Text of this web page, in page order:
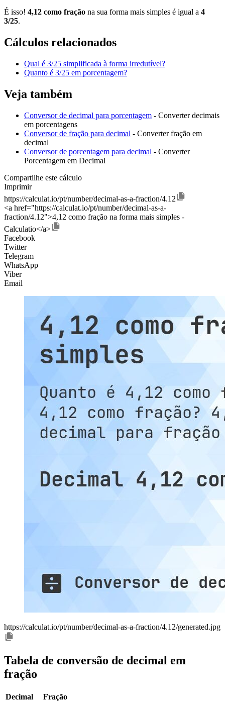
É isso! 4,12 como fração na sua forma mais simples é igual a 4
3/25.
Cálculos relacionados
Qual é 3/25 simplificada à forma irredutível?
Quanto é 3/25 em porcentagem?
Veja também
Conversor de decimal para porcentagem - Converter decimais
em porcentagens
Conversor de fração para decimal - Converter fração em
decimal
Conversor de porcentagem para decimal - Converter
Porcentagem em Decimal
Compartilhe este cálculo
Imprimir
https://calculat.io/pt/number/decimal-as-a-fraction/4.12
<a href="https://calculat.io/pt/number/decimal-as-a-
fraction/4.12">4,12 como fração na forma mais simples -
Calculatio</a>
Facebook
Twitter
Telegram
WhatsApp
Viber
Email
https://calculat.io/pt/number/decimal-as-a-fraction/4.12/generated.jpg
Tabela de conversão de decimal em
fração
Decimal
Fração